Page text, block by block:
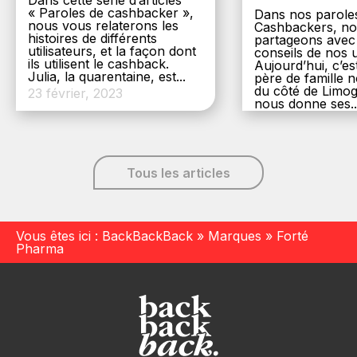
« Paroles de cashbacker »,
nous vous relaterons les
histoires de différents
utilisateurs, et la façon dont
ils utilisent le cashback.
Julia, la quarentaine, est...
23 février, 2023
Dans nos
Cashbackers,
partageons
conseils de nos
Aujourd’hui,
père de famille
du côté de
nous donne
Tous les articles
Vous êtes ici : BackBackBack » Marques » Forté
Pharma